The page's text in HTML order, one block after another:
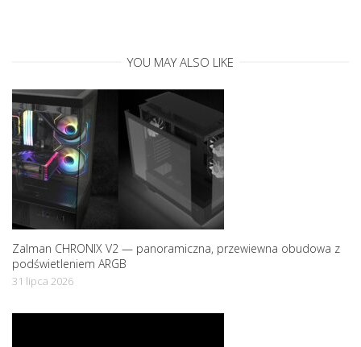
i
o
n
YOU MAY ALSO LIKE
Zalman CHRONIX V2 — panoramiczna, przewiewna obudowa z
podświetleniem ARGB
31 lipca 2026